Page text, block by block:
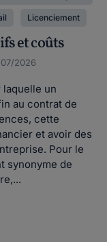
Licenciement
et coûts
2026
un
au contrat de
cette
et avoir des
Pour le
synonyme de